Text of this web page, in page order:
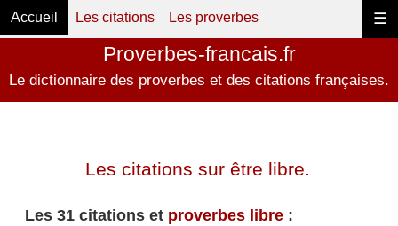
☰
Accueil Les citations Les proverbes
Proverbes-francais.fr
Le dictionnaire des proverbes et des citations françaises.
Les citations sur être libre.
Les 31 citations et proverbes libre: